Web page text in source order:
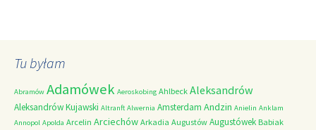
Tu byłam
Abramów Adamówek Aeroskobing Ahlbeck Aleksandrów
Aleksandrów Kujawski Altranft Alwernia Amsterdam Andzin Anielin Anklam
Annopol Apolda Arcelin Arciechów Arkadia Augustów Augustówek Babiak